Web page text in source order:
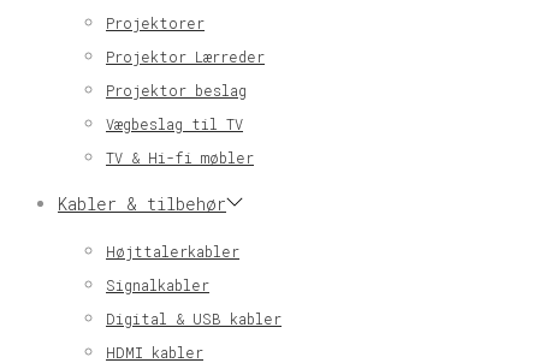
Projektorer
Projektor Lærreder
Projektor beslag
Vægbeslag til TV
TV & Hi-fi møbler
Kabler & tilbehør
Højttalerkabler
Signalkabler
Digital & USB kabler
HDMI kabler